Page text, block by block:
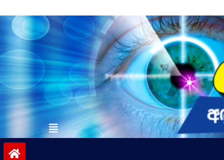
to
contentvinivida.lk